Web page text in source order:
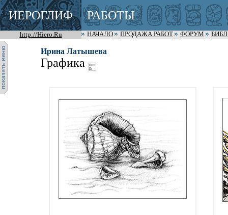
ИЕРОГЛИФ РАБОТЫ
http://Hiero.Ru НАЧАЛО ПРОДАЖА РАБОТ ФОРУМ
Ирина Латышева
Графика